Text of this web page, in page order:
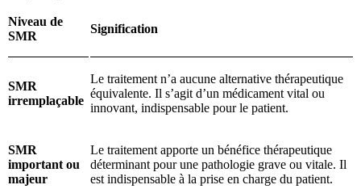
Niveau de
SMR
Signification
SMR
irremplaçable
Le traitement n’a aucune alternative thérapeutique
équivalente. Il s’agit d’un médicament vital ou
innovant, indispensable pour le patient.
SMR
important ou
majeur
Le traitement apporte un bénéfice thérapeutique
déterminant pour une pathologie grave ou vitale. Il
est indispensable à la prise en charge du patient.